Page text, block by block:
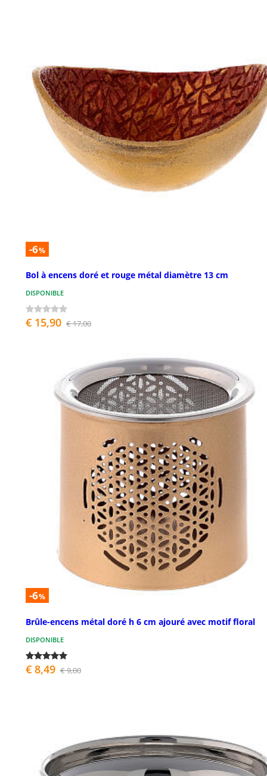
-6%
Bol à encens doré et rouge métal diamètre 13 cm
DISPONIBLE
€ 15,90 € 17,00
-6%
Brûle-encens métal doré h 6 cm ajouré avec motif floral
DISPONIBLE
€ 8,49 € 9,00